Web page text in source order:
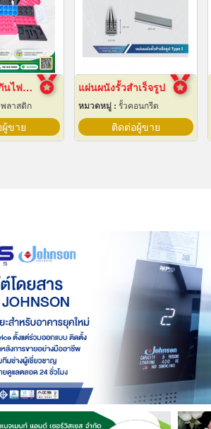
โฟมอีพีอีป้องกันไฟฟ้าสถิต
ลาสติก
ขาย
แผ่นผนังรั้วสำเร็จรูป
หมวดหมู่ : รั้วคอนกรีต
ติดต่อผู้ขาย